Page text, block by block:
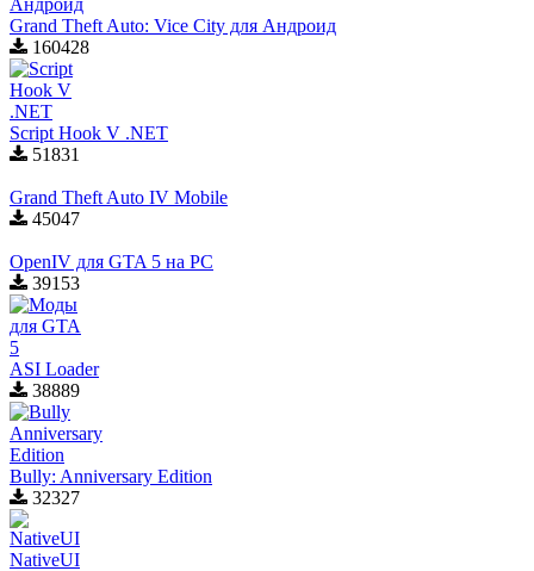
Grand Theft Auto: Vice City для Aндроид
160428
Script Hook V .NET
51831
Grand Theft Auto IV Mobile
45047
OpenIV для GTA 5 на PC
39153
ASI Loader
38889
Bully: Anniversary Edition
32327
NativeUI